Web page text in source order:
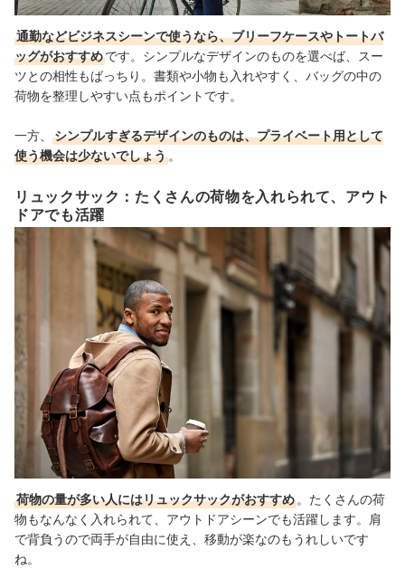
通勤などビジネスシーンで使うなら、ブリーフケースやトートバ
ッグがおすすめです。シンプルなデザインのものを選べば、スー
ツとの相性もばっちり。書類や小物も入れやすく、バッグの中の
荷物を整理しやすい点もポイントです。
一方、
シンプルすぎるデザインのものは、プライベート用として
使う機会は少ないでしょう 。
リュックサック：たくさんの荷物を入れられて、アウト
ドアでも活躍
荷物の量が多い人にはリュックサックがおすすめ 。たくさんの荷
物もなんなく入れられて、アウトドアシーンでも活躍します。肩
で背負うので両手が自由に使え、移動が楽なのもうれしいです
ね。